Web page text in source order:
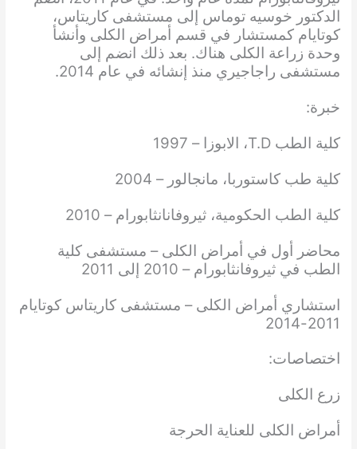
الدكتور خوسيه توماس إلى مستشفى كاريتاس،
كوتايام كمستشار في قسم أمراض الكلى وأنشأ
وحدة زراعة الكلى هناك. بعد ذلك انضم إلى
مستشفى راجاجيري منذ إنشائه في عام 2014.
خبرة:
كلية الطب T.D، الابوزا – 1997
كلية طب كاستوربا، مانجالور – 2004
كلية الطب الحكومية، ثيروفانانثابورام – 2010
محاضر أول في أمراض الكلى – مستشفى كلية
الطب في ثيروفانثابورام – 2010 إلى 2011
استشاري أمراض الكلى – مستشفى كاريتاس كوتايام
2011-2014
اختصاصات:
زرع الكلى
أمراض الكلى للعناية الحرجة